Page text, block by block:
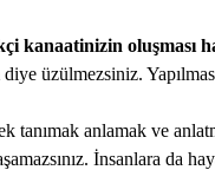
kanaatinizin oluşması
diye üzülmezsiniz.
tanımak anlamak ve
İnsanlara da